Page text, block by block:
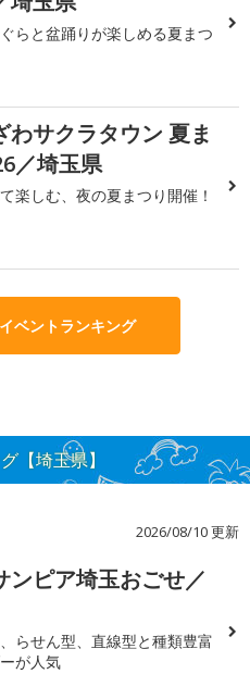
らと盆踊りが楽しめる夏まつ
わサクラタウン 夏ま
／埼玉県
楽しむ、夜の夏まつり開催！
ベントランキング
【埼玉県】
2026/08/10 更新
ンピア埼玉おごせ／
らせん型、直線型と種類豊富
が人気